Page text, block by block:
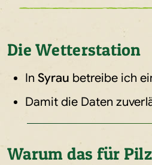
Die Wetterstation
In Syrau betreibe ich
Damit die Daten
Warum das für